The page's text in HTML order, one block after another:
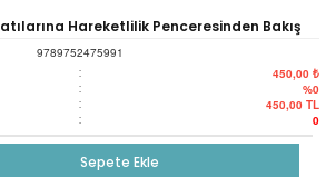
Hareketlilik Penceresinden Bakış
9789752475991
: 450,00 ₺
: %0
: 450,00 TL
: 0
Sepete Ekle